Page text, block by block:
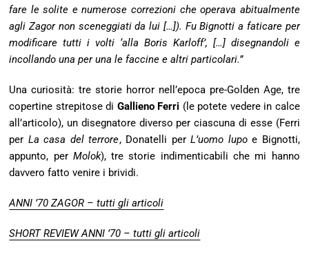
fare le solite e numerose correzioni che operava abitualmente
agli Zagor non sceneggiati da lui […]). Fu Bignotti a faticare per
modificare tutti i volti ‘alla Boris Karloff’, […] disegnandoli e
incollando una per una le faccine e altri particolari.”
Una curiosità: tre storie horror nell’epoca pre-Golden Age, tre
copertine strepitose di Gallieno Ferri (le potete vedere in calce
all’articolo), un disegnatore diverso per ciascuna di esse (Ferri
per La casa del terrore, Donatelli perL’uomo lupoe Bignotti,
appunto, per Molok), tre storie indimenticabili che mi hanno
davvero fatto venire i brividi.
ANNI ’70 ZAGOR – tutti gli articoli
SHORT REVIEW ANNI ’70 – tutti gli articoli